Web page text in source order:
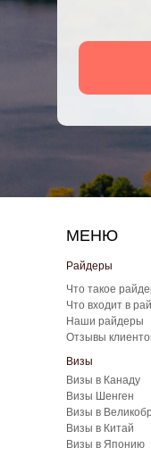
Что такое
Что входит в
Наши райдеры
Отзывы
Райдеры
Визы
Визы Шенген
МЕНЮ
Визы в
Визы в Китай
Визы в Японию
Визы в Канаду